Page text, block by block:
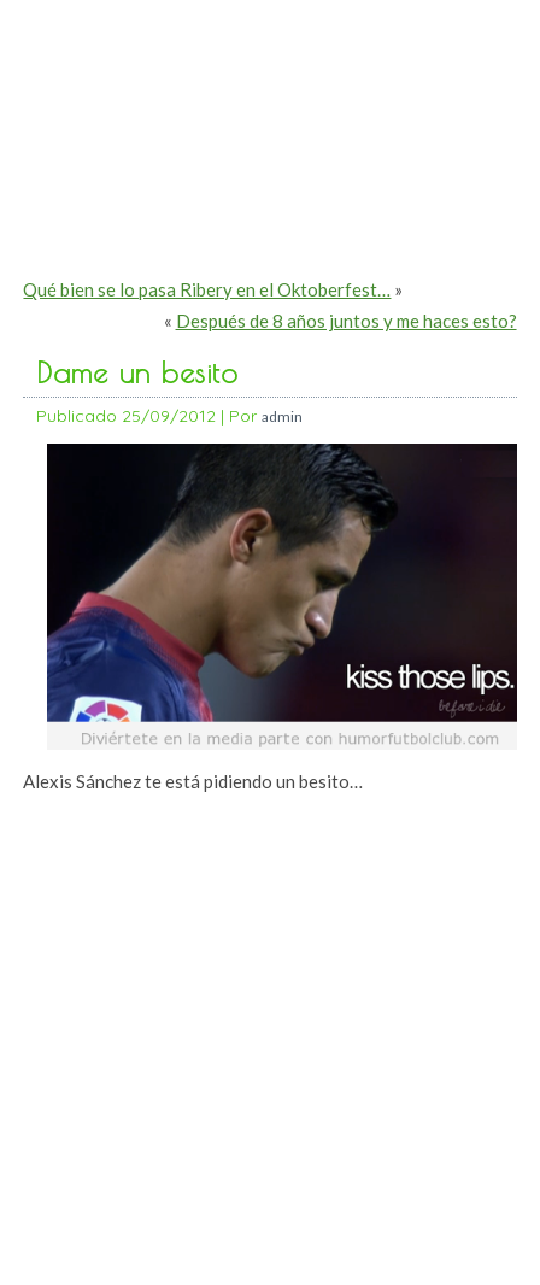
Qué bien se lo pasa Ribery en el Oktoberfest… »
« Después de 8 años juntos y me haces esto?
Dame un besito
Publicado 25/09/2012 | Por admin
Alexis Sánchez te está pidiendo un besito…